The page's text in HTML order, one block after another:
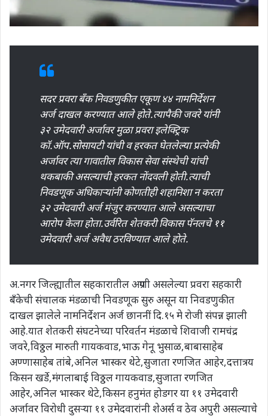
सदर प्रवरा बँक निवडणुकीत एकूण ४४ नामनिर्देशन
अर्ज दाखल करण्यात आले होते.त्यापैकी जवरे यांनी
३२ उमेदवारी अर्जावर मुळा प्रवरा इलेक्ट्रिक
कॉ.ऑप.सोसायटी यांची व हरकत घेतलेल्या प्रत्येकी
अर्जावर त्या गावातील विकास सेवा संस्थेची यांची
थकबाकी असल्याची हरकत नोंदवली होती.त्याची
निवडणूक अधिकाऱ्यांनी कोणतीही शहानिशा न करता
३२ उमेदवारी अर्ज मंजुर करण्यात आले असल्याचा
आरोप केला होता.उर्वरित शेतकरी विकास पॅनलचे ११
उमेदवारी अर्ज अवैध ठरविण्यात आले होते.
अ.नगर जिल्ह्यातील सहकारातील अग्रणी असलेल्या प्रवरा सहकारी
बँकेची संचालक मंडळाची निवडणूक सुरु असून या निवडणुकीत
दाखल झालेले नामनिर्देशन अर्ज छाननीं दि.१५ मे रोजी संपन्न झाली
आहे.यात शेतकरी संघटनेच्या परिवर्तन मंडळाचे शिवाजी रामचंद्र
जवरे,विठ्ठल मारुती गायकवाड,भाऊ गेनू भुसाळ,बाबासाहेब
अण्णासाहेब तांबे,अनिल भास्कर थेटे,सुजाता रणजित आहेर,दत्तात्रय
किसन खर्डे,मंगलाबाई विठ्ठल गायकवाड,सुजाता रणजित
आहेर,अनिल भास्कर थेटे,किसन हनुमंत होडगर या ११ उमेदवारी
अर्जावर विरोधी दुसऱ्या ११ उमेदवारांनी शेअर्स व ठेव अपुरी असल्याचे